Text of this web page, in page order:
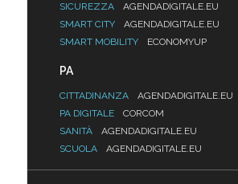
SICUREZZA
AGENDADIGITALE.EU
SMART CITY
AGENDADIGITALE.EU
SMART MOBILITY
ECONOMYUP
PA
CITTADINANZA
AGENDADIGITALE.EU
PA DIGITALE
CORCOM
SANITÀ
AGENDADIGITALE.EU
SCUOLA
AGENDADIGITALE.EU